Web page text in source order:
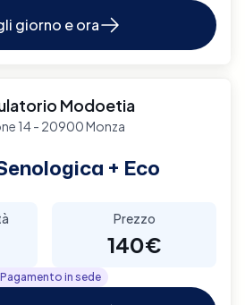
giorno e ora
Modoetia
14 - 20900 Monza
+ Eco
Prezzo
140€
Pagamento in sede